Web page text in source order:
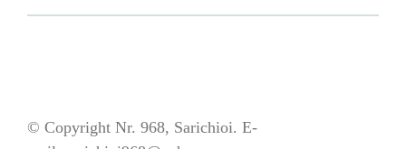
© Copyright Nr. 968, Sarichioi. E-